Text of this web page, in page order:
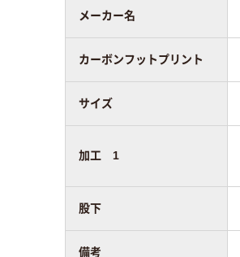
メーカー名
カーボンフットプリント
サイズ
加工 1
股下
備考